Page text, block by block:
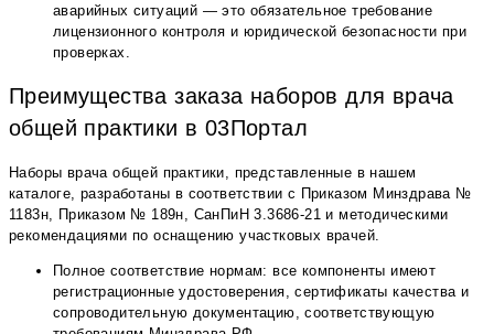
аварийных ситуаций — это обязательное требование
лицензионного контроля и юридической безопасности при
проверках.
Преимущества заказа наборов для врача
общей практики в 03Портал
Наборы врача общей практики, представленные в нашем
каталоге, разработаны в соответствии с Приказом Минздрава №
1183н, Приказом № 189н, СанПиН 3.3686-21 и методическими
рекомендациями по оснащению участковых врачей.
Полное соответствие нормам: все компоненты имеют
регистрационные удостоверения, сертификаты качества и
сопроводительную документацию, соответствующую